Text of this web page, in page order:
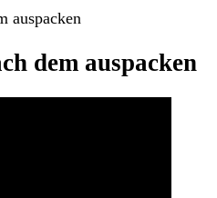
auspacken
dem auspacken